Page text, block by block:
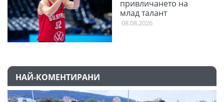
привличането на
млад талант
08.08.2026
НАЙ-КОМЕНТИРАНИ